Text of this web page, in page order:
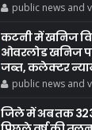
public news and
कटनी में खनिज
ओवरलोड खनिज
जब्त, कलेक्टर
public news and
जिले में अब तक